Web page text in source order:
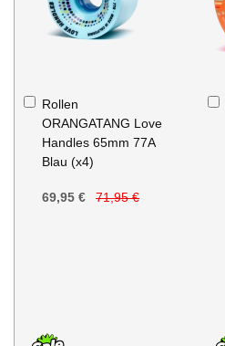
Rollen
ORANGATANG Love
Handles 65mm 77A
Blau (x4)
69,95 € 71,95 €
In
den
Warenkorb